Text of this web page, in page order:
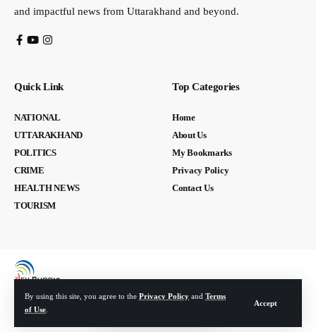
By using this site, you agree to the Privacy Policy and Terms
of Use
Accept
and impactful news from Uttarakhand and beyond.
Quick Link
NATIONAL
UTTARAKHAND
POLITICS
CRIME
HEALTH NEWS
TOURISM
Top Categories
Home
About Us
My Bookmarks
Privacy Policy
Contact Us
© Devbhoomi Media. All Rights Reserved. | Developed By: